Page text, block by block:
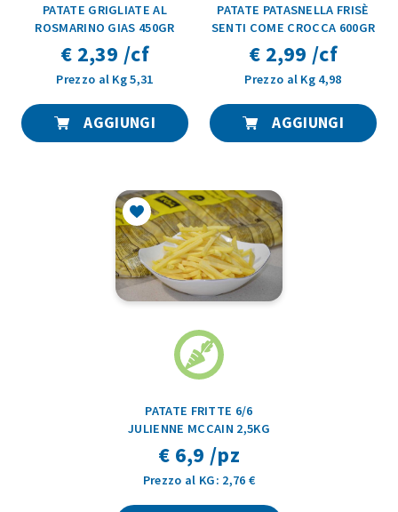
PATATE GRIGLIATE AL
ROSMARINO GIAS 450GR
€ 2,39 /cf
Prezzo al Kg 5,31
AGGIUNGI
PATATE PATASNELLA FRISÈ
SENTI COME CROCCA 600GR
€ 2,99 /cf
Prezzo al Kg 4,98
AGGIUNGI
PATATE FRITTE 6/6
JULIENNE MCCAIN 2,5KG
€ 6,9 /pz
Prezzo al KG: 2,76 €